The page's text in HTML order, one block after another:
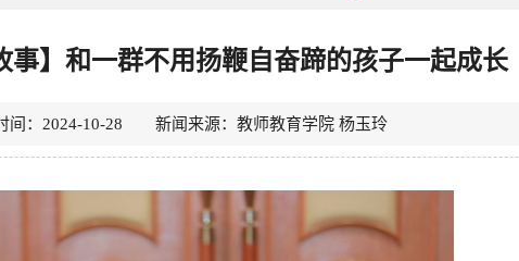
事】和一群不用扬鞭自奋蹄的孩子一起成长
间：2024-10-28 新闻来源：教师教育学院 杨玉玲